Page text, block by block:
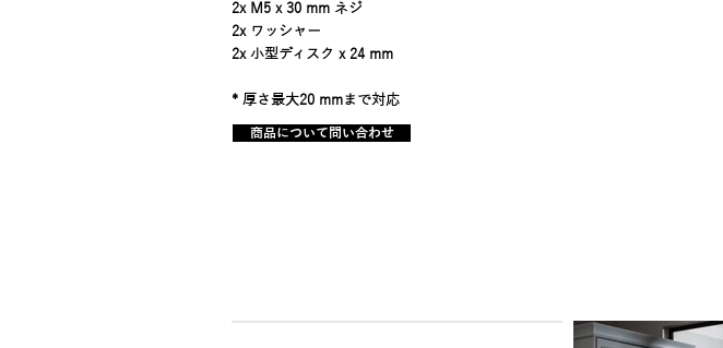
2x M5 x 30 mm ネジ
2x ワッシャー
2x 小型ディスク x 24 mm
* 厚さ最大20 mmまで対応
商品について問い合わせ